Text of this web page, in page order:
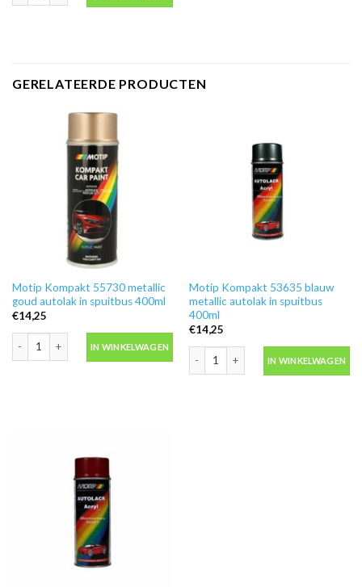
GERELATEERDE PRODUCTEN
Motip Kompakt 55730 metallic
goud autolak in spuitbus 400ml
€14,25
Motip Kompakt 55730 metallic goud autolak in spuitbus 400ml aantal
IN WINKELWAGEN
Motip Kompakt 53635 blauw
metallic autolak in spuitbus
400ml
€14,25
Motip Kompakt 53635 blauw
IN WINKELWAGEN